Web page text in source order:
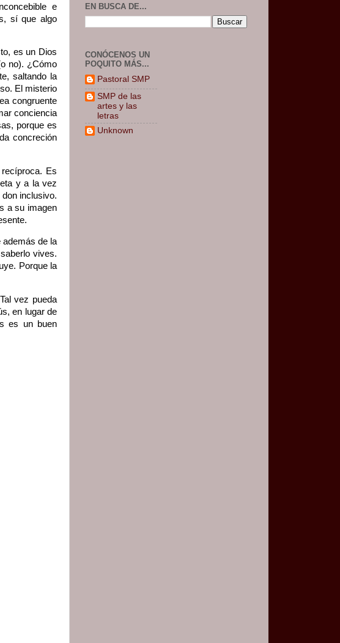
e
sí que algo
es un Dios
no). ¿Cómo
saltando la
El misterio
congruente
conciencia
porque es
concreción
Es
y a la vez
inclusivo.
a su imagen
además de la
vives.
Porque la
vez pueda
en lugar de
es un buen
EN BUSCA DE...
CONÓCENOS UN
POQUITO MÁS...
Pastoral SMP
SMP de las
artes y las
letras
Unknown